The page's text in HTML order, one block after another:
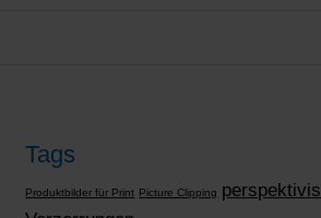
Tags
Produktbilder für Print Picture Clipping